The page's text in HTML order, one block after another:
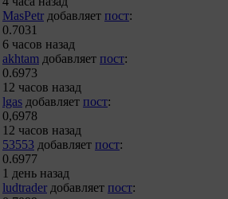
MasPetr добавляет пост:
0.7031
6 часов назад
akhtam добавляет пост:
0.6973
12 часов назад
lgas добавляет пост:
0,6978
12 часов назад
53553 добавляет пост:
0.6977
1 день назад
ludtrader добавляет пост: